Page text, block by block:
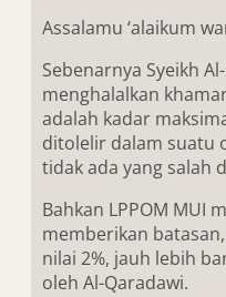
Assalamu ‘alaikum
Sebenarnya Syeikh
menghalalkan
adalah kadar
ditolelir dalam suatu
tidak ada yang salah
Bahkan LPPOM MUI
memberikan
nilai 2%, jauh lebih
oleh Al-Qaradawi.